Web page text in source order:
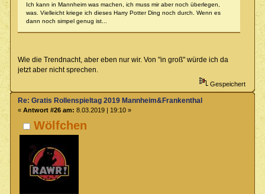
Ich kann in Mannheim was machen, ich muss mir aber noch überlegen,
was. Vielleicht kriege ich dieses Harry Potter Ding noch durch. Wenn es
dann noch simpel genug ist...
Wie die Trendnacht, aber eben nur wir. Von "in groß" würde ich da
jetzt aber nicht sprechen.
Gespeichert
Wölfchen
Re: Gratis Rollenspieltag 2019 Mannheim&Frankenthal
« Antwort #26 am: 8.03.2019 | 19:10 »